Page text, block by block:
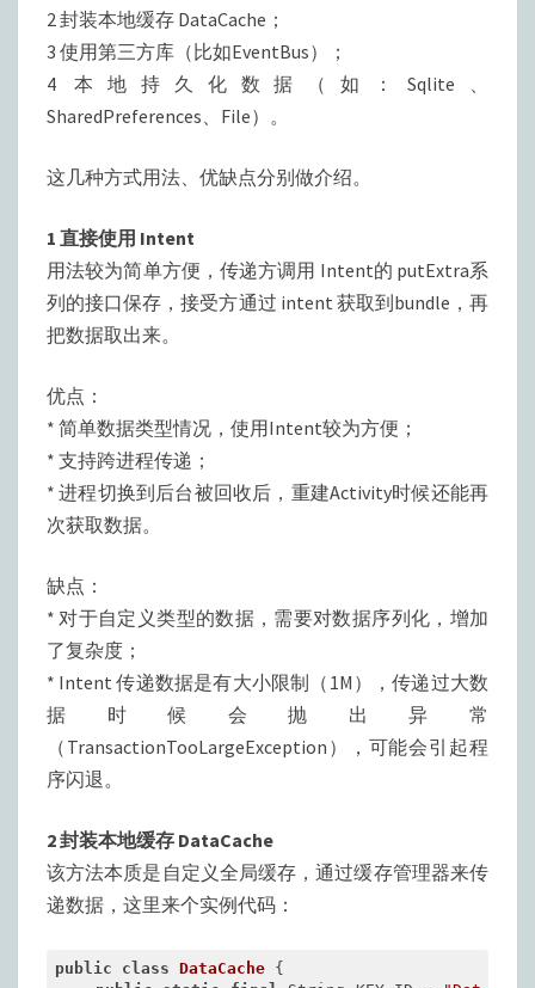
2 封装本地缓存 DataCache；
3 使用第三方库（比如EventBus）；
4 本地持久化数据（如：Sqlite、
SharedPreferences、File）。
这几种方式用法、优缺点分别做介绍。
1 直接使用 Intent
用法较为简单方便，传递方调用 Intent的 putExtra系
列的接口保存，接受方通过 intent 获取到bundle，再
把数据取出来。
优点：
* 简单数据类型情况，使用Intent较为方便；
* 支持跨进程传递；
* 进程切换到后台被回收后，重建Activity时候还能再
次获取数据。
缺点：
* 对于自定义类型的数据，需要对数据序列化，增加
了复杂度；
* Intent 传递数据是有大小限制（1M），传递过大数
据时候会抛出异常
（TransactionTooLargeException），可能会引起程
序闪退。
2 封装本地缓存 DataCache
该方法本质是自定义全局缓存，通过缓存管理器来传
递数据，这里来个实例代码：
public class DataCache
{